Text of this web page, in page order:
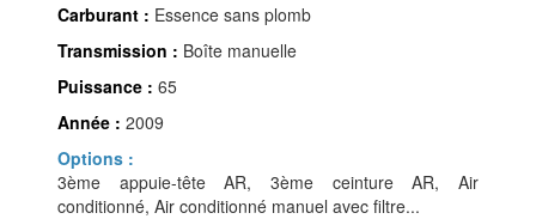
Carburant : Essence sans plomb
Transmission : Boîte manuelle
Puissance : 65
Année : 2009
Options :
3ème appuie-tête AR, 3ème ceinture AR, Air
conditionné, Air conditionné manuel avec filtre...